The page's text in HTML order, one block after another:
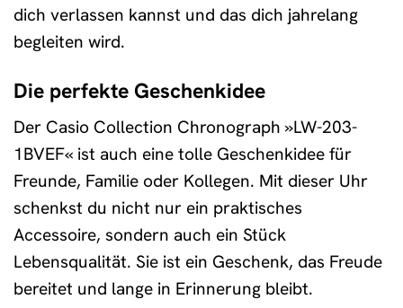
dich verlassen kannst und das dich jahrelang
begleiten wird.
Die perfekte Geschenkidee
Der Casio Collection Chronograph »LW-203-
1BVEF« ist auch eine tolle Geschenkidee für
Freunde, Familie oder Kollegen. Mit dieser Uhr
schenkst du nicht nur ein praktisches
Accessoire, sondern auch ein Stück
Lebensqualität. Sie ist ein Geschenk, das Freude
bereitet und lange in Erinnerung bleibt.